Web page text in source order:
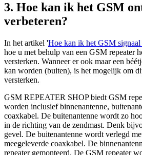
3. Hoe kan ik het GSM
verbeteren?
In het artikel 'Hoe kan ik het GSM signaal
hoe u met behulp van een GSM repeater
versterken. Wanneer er ook maar een
kan worden (buiten), is het mogelijk om
versterken.
GSM REPEATER SHOP biedt GSM
worden inclusief binnenantenne,
coaxkabel. De buitenantenne wordt zo
in de richting van de zendmast. Denk
gevel. De buitenantenne wordt verlegd
meegeleverde coaxkabel. De
repeater gemonteerd. De GSM repeater